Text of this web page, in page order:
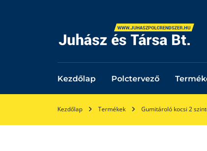
Kezdőlap Polctervező
Kezdőlap Termékek Gumitároló kocsi 2